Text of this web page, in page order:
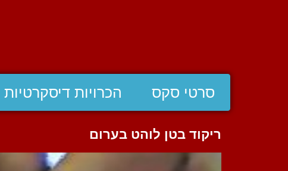
סרטי סקס הכרויות דיסקרטיות
ריקוד בטן לוהט בערום